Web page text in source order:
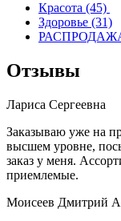
Красота (45)
Здоровье (31)
РАСПРОДАЖА
Отзывы
Лариса Сергеевна
Заказываю уже на
высшем уровне,
заказ у меня.
приемлемые.
Моисеев Дмитрий